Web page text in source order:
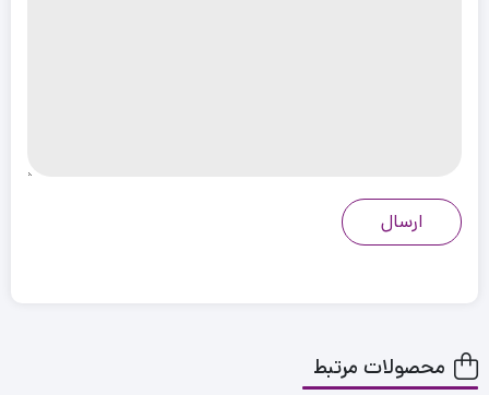
محصولات مرتبط